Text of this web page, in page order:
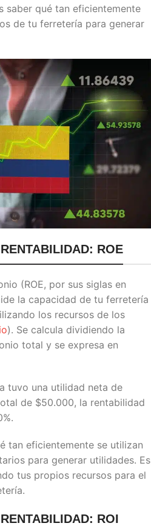
saber qué tan eficientemente
de tu ferretería para generar
ROE
(ROE, por sus siglas en
la capacidad de tu ferretería
los recursos de los
). Se calcula dividiendo la
total y se expresa en
tuvo una utilidad neta de
de $50.000, la rentabilidad
tan eficientemente se utilizan
para generar utilidades. Es
tus propios recursos para el
ROI